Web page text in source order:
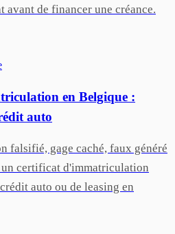
avant de financer une créance.
en Belgique :
auto
falsifié, gage caché, faux généré
certificat d'immatriculation
auto ou de leasing en